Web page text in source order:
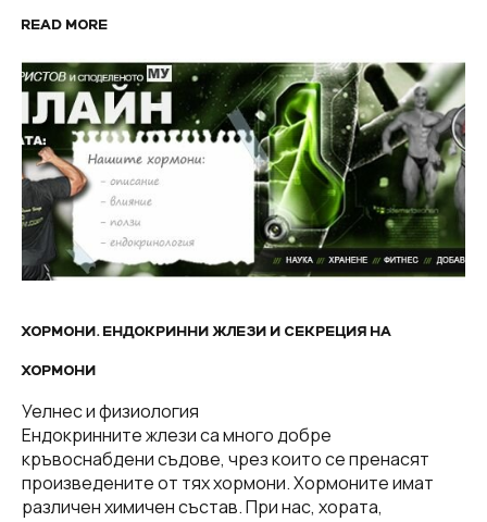
READ MORE
ХОРМОНИ. ЕНДОКРИННИ ЖЛЕЗИ И СЕКРЕЦИЯ НА
ХОРМОНИ
Уелнес и физиология
Ендокринните жлези са много добре
кръвоснабдени съдове, чрез които се пренасят
произведените от тях хормони. Хормоните имат
различен химичен състав. При нас, хората,